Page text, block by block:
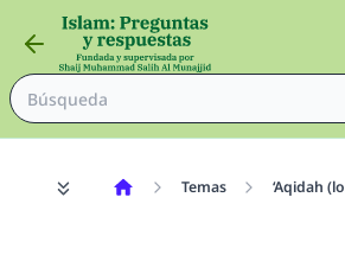
Temas ‘Aqidah